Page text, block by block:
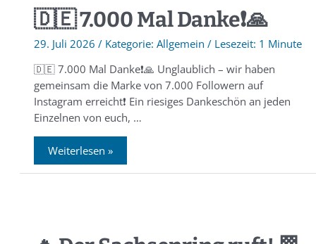
🇩🇪 7.000 Mal Danke❗️🙏
29. Juli 2026 / Allgemein /
1 Minute
🇩🇪 7.000 Mal Danke❗️🙏 Unglaublich – wir haben
gemeinsam die Marke von 7.000 Followern auf
Instagram erreicht❗️ Ein riesiges Dankeschön an jeden
Einzelnen von euch, …
Weiterlesen »